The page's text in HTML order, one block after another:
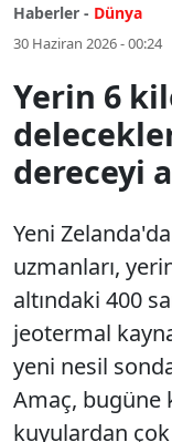
Haberler - Dünya
30 Haziran 2026 - 00:24
Yerin 6
dereceyi
Yeni
uzmanları,
altındaki 400
jeotermal
yeni nesil
Amaç, bugüne
kuyulardan çok